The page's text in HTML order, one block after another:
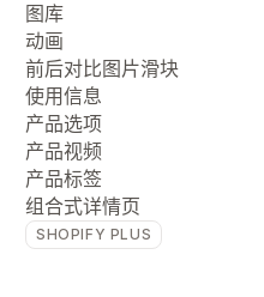
图库
动画
前后对比图片滑块
使用信息
产品选项
产品视频
产品标签
组合式详情页
SHOPIFY PLUS